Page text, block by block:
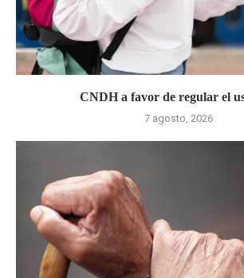
CNDH a favor de regular el
7 agosto, 2026